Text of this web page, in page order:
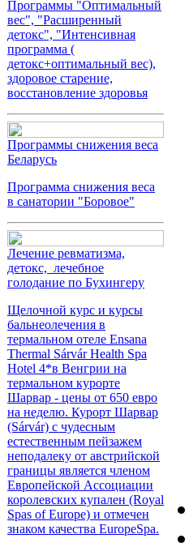
Программы "Оптимальный
вес", "Расширенный
детокс", "Интенсивная
программа (
детокс+оптимальный вес),
здоровое старение,
восстановление здоровья
Программы снижения веса
Беларусь
Программа снижения веса
в санатории "Боровое"
Лечение ревматизма,
детокс, лечебное
голодание по Бухингеру
Щелочной курс и курсы
бальнеолечения в
термальном отеле Ensana
Thermal Sárvár Health Spa
Hotel 4*в Венгрии на
термальном курорте
Шарвар - цены от 650 евро
на неделю. Курорт Шарвар
(Sárvár) с чудесным
естественным пейзажем
неподалеку от австрийской
границы является членом
Европейской Ассоциации
королевских купален (Royal
Spas of Europe) и отмечен
знаком качества EuropeSpa.